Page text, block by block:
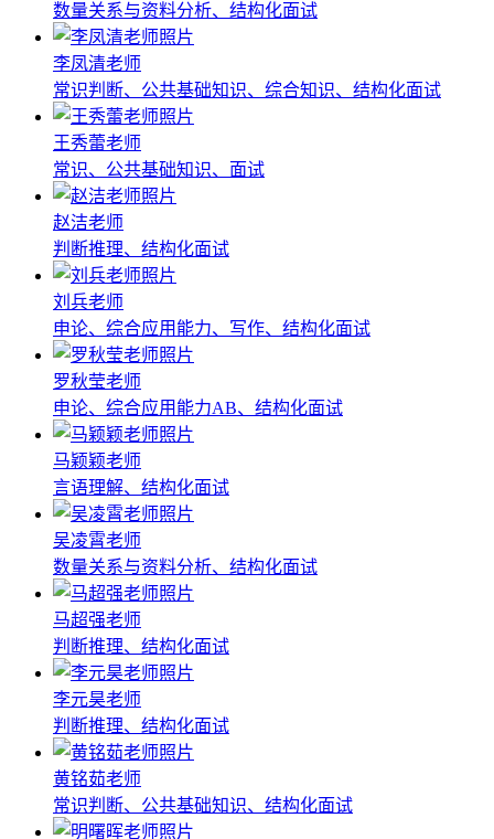
数量关系与资料分析、结构化面试
李凤清老师
常识判断、公共基础知识、综合知识、结构化面试
王秀蕾老师
常识、公共基础知识、面试
赵洁老师
判断推理、结构化面试
刘兵老师
申论、综合应用能力、写作、结构化面试
罗秋莹老师
申论、综合应用能力AB、结构化面试
马颖颖老师
言语理解、结构化面试
吴凌霄老师
数量关系与资料分析、结构化面试
马超强老师
判断推理、结构化面试
李元昊老师
判断推理、结构化面试
黄铭茹老师
常识判断、公共基础知识、结构化面试